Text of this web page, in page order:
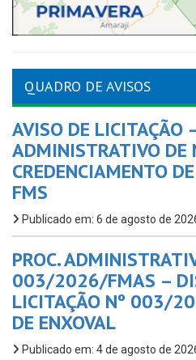
QUADRO DE AVISOS
AVISO DE LICITAÇÃO
ADMINISTRATIVO
CREDENCIAMENTO
FMS
Publicado em: 6 de agosto de
PROC.
003/2026/FMAS –
LICITAÇÃO Nº 003/
DE ENXOVAL
Publicado em: 4 de agosto de